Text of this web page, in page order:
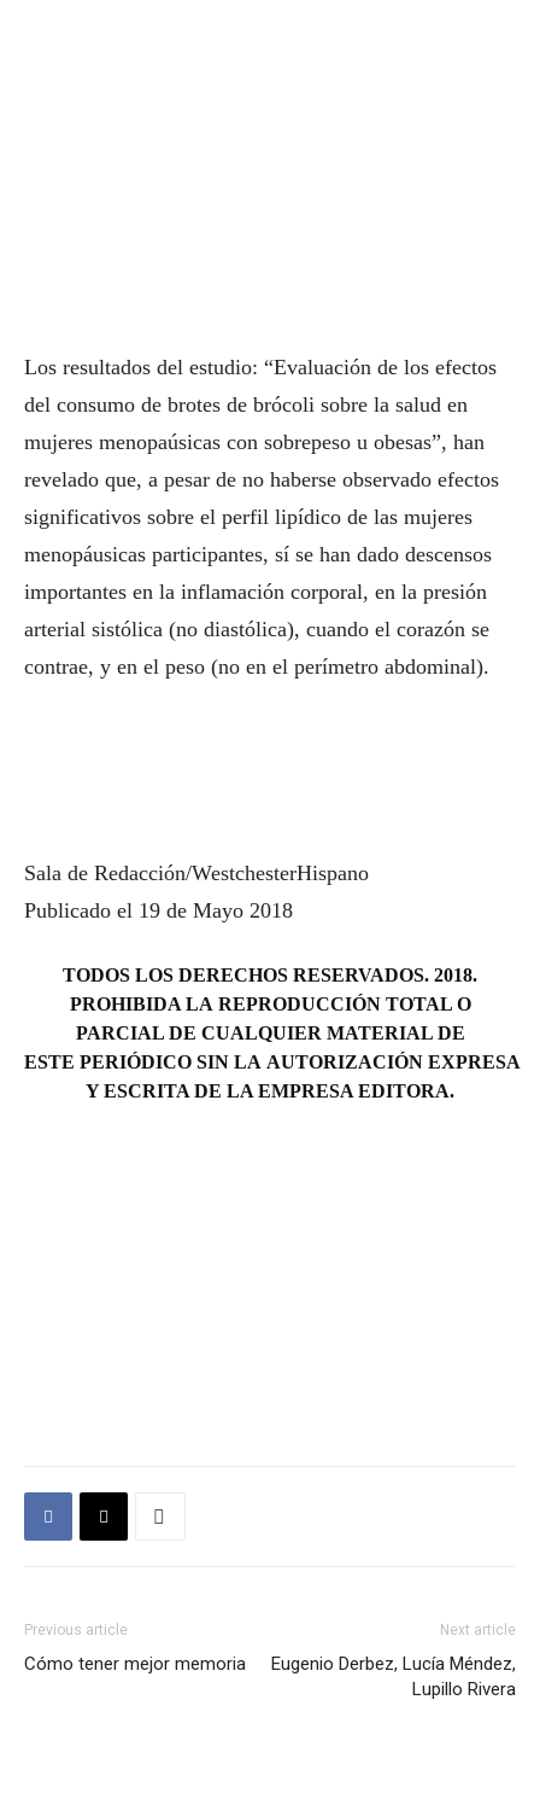
Los resultados del estudio: “Evaluación de los efectos
del consumo de brotes de brócoli sobre la salud en
mujeres menopaúsicas con sobrepeso u obesas”, han
revelado que, a pesar de no haberse observado efectos
significativos sobre el perfil lipídico de las mujeres
menopáusicas participantes, sí se han dado descensos
importantes en la inflamación corporal, en la presión
arterial sistólica (no diastólica), cuando el corazón se
contrae, y en el peso (no en el perímetro abdominal).
Sala de Redacción/WestchesterHispano
Publicado el 19 de Mayo 2018
TODOS LOS DERECHOS RESERVADOS. 2018.
PROHIBIDA LA REPRODUCCIÓN TOTAL O
PARCIAL DE CUALQUIER MATERIAL DE
ESTE PERIÓDICO SIN LA AUTORIZACIÓN EXPRESA
Y ESCRITA DE LA EMPRESA EDITORA.
Previous article
Cómo tener mejor memoria
Next article
Eugenio Derbez, Lucía Méndez,
Lupillo Rivera